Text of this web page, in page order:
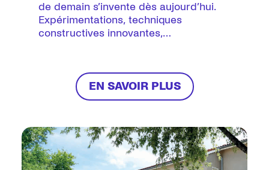
de demain s’invente dès aujourd’hui.
Expérimentations, techniques
constructives innovantes,
activons tous les leviers qui peuvent
aider les territoires à relever les défis
des transitions climatiques et sociales
EN SAVOIR PLUS